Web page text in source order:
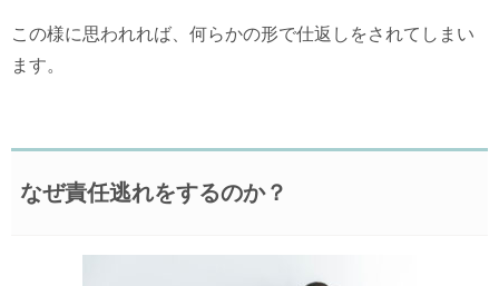
この様に思われれば、何らかの形で仕返しをされてしまい
ます。
なぜ責任逃れをするのか？